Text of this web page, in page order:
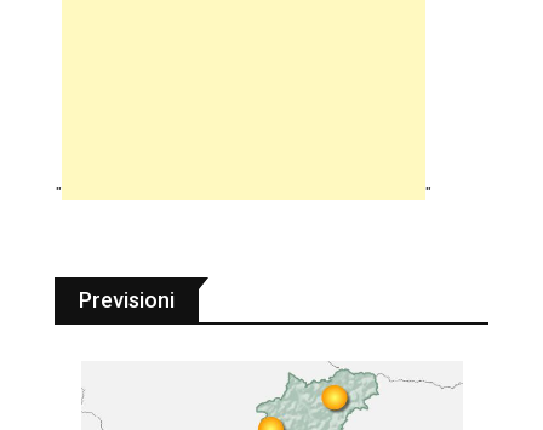
" "
Previsioni